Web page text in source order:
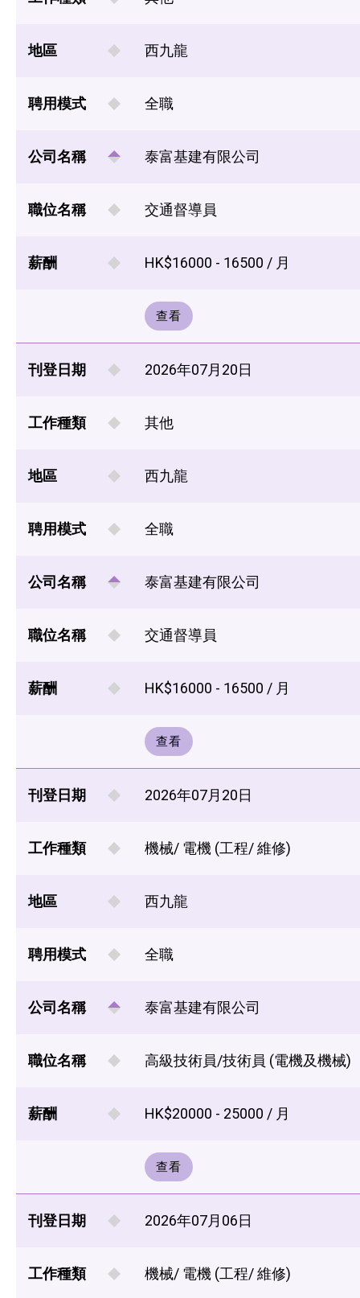
地區 西九龍
聘用模式 全職
公司名稱 泰富基建有限公司
職位名稱 交通督導員
薪酬 HK$16000 - 16500 / 月
查看
刊登日期 2026年07月20日
工作種類 其他
地區 西九龍
聘用模式 全職
公司名稱 泰富基建有限公司
職位名稱 交通督導員
薪酬 HK$16000 - 16500 / 月
查看
刊登日期 2026年07月20日
工作種類 機械/ 電機 (工程/ 維修)
地區 西九龍
聘用模式 全職
公司名稱 泰富基建有限公司
職位名稱 高級技術員/技術員 (電機及機械)
薪酬 HK$20000 - 25000 / 月
查看
刊登日期 2026年07月06日
工作種類 機械/ 電機 (工程/ 維修)